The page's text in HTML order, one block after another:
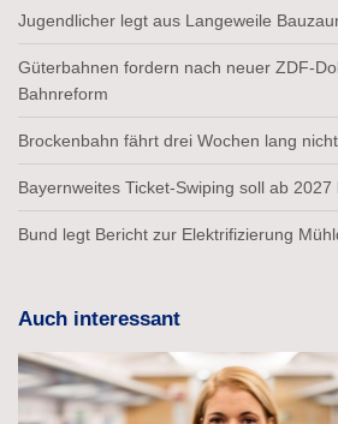
Jugendlicher legt aus Langeweile
Güterbahnen fordern nach neuer ZDF-
Bahnreform
Brockenbahn fährt drei Wochen lang
Bayernweites Ticket-Swiping soll ab 2027
Bund legt Bericht zur Elektrifizierung
Auch interessant